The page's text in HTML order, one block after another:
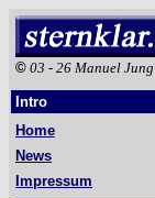
© 03 - 26 Manuel Jung
Intro
Home
News
Impressum